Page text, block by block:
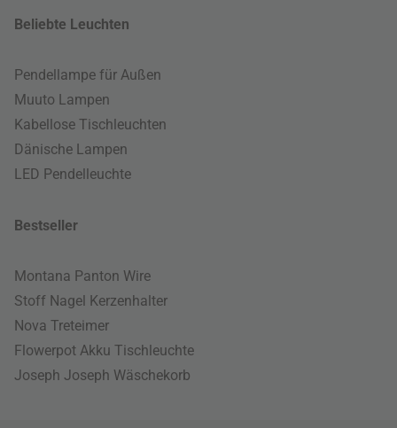
Beliebte Leuchten
Pendellampe für Außen
Muuto Lampen
Kabellose Tischleuchten
Dänische Lampen
LED Pendelleuchte
Bestseller
Montana Panton Wire
Stoff Nagel Kerzenhalter
Nova Treteimer
Flowerpot Akku Tischleuchte
Joseph Joseph Wäschekorb